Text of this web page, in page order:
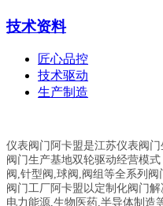
技术资料
匠心品控
技术驱动
生产制造
仪表阀门阿卡盟是江苏仪表阀
阀门生产基地双轮驱动经营模
阀,针型阀,球阀,阀组等全系列
阀门工厂阿卡盟以定制化阀门
电力能源,生物医药,半导体制造